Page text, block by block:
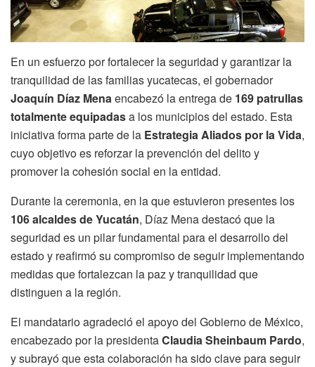
En un esfuerzo por fortalecer la seguridad y garantizar la
tranquilidad de las familias yucatecas, el gobernador
Joaquín Díaz Menaencabezó la entrega de 169 patrullas
totalmente equipadasa los municipios del estado. Esta
iniciativa forma parte de la Estrategia Aliados por la Vida,
cuyo objetivo es reforzar la prevención del delito y
promover la cohesión social en la entidad.
Durante la ceremonia, en la que estuvieron presentes los
106 alcaldes de Yucatán, Díaz Mena destacó que la
seguridad es un pilar fundamental para el desarrollo del
estado y reafirmó su compromiso de seguir implementando
medidas que fortalezcan la paz y tranquilidad que
distinguen a la región.
El mandatario agradeció el apoyo del Gobierno de México,
encabezado por la presidentaClaudia Sheinbaum Pardo,
y subrayó que esta colaboración ha sido clave para seguir